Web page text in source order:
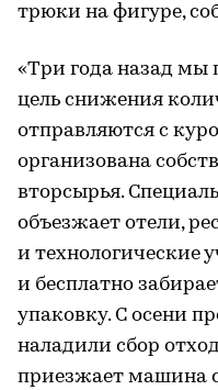
трюки на фигуре,
«Три года назад мы
цель снижения
отправляются с
организована
вторсырья.
объезжает отели,
и технологические
и бесплатно
упаковку. С осени
наладили сбор
приезжает машина